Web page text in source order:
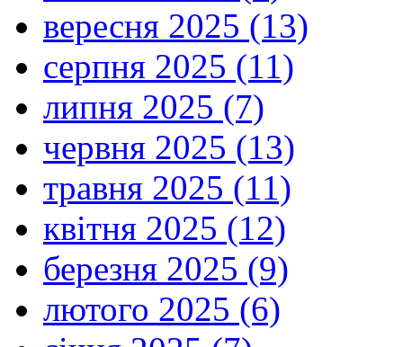
вересня 2025 (13)
серпня 2025 (11)
липня 2025 (7)
червня 2025 (13)
травня 2025 (11)
квітня 2025 (12)
березня 2025 (9)
лютого 2025 (6)